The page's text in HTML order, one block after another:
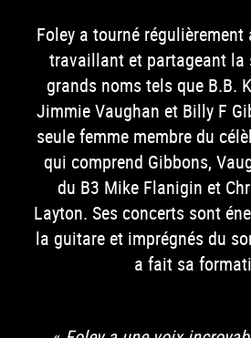
Foley a tourné régulièrement
travaillant et partageant la
grands noms tels que B.B.
Jimmie Vaughan et Billy F
seule femme membre du
qui comprend Gibbons,
du B3 Mike Flanigin et
Layton. Ses concerts sont
la guitare et imprégnés du
a fait sa